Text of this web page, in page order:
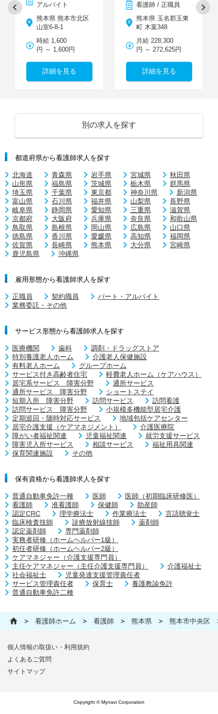
アルバイト
熊本県 熊本市北区
山室6-8-1
時給 1,600
円 ～ 1,600円
詳細を見る
看護師 / 正職員
熊本県 玉名郡玉東
町 木葉348
月給 228,300
円 ～ 272,625円
詳細を見る
別の求人を探す
都道府県から看護師求人を探す
北海道 青森県 岩手県 宮城県
秋田県
山形県
福島県 茨城県 栃木県
群馬県
埼玉県
千葉県 東京都 神奈川県
新潟県
富山県
石川県 福井県 山梨県
長野県
岐阜県
静岡県 愛知県 三重県
滋賀県
京都府
大阪府 兵庫県 奈良県
和歌山県
鳥取県
島根県 岡山県 広島県
山口県
徳島県
香川県 愛媛県 高知県
福岡県
佐賀県
長崎県 熊本県 大分県
宮崎県
鹿児島県
沖縄県
雇用形態から看護師求人を探す
正職員 契約職員
パート・アルバイト
業務委託・その他
サービス形態から看護師求人を探す
医療機関 歯科
調剤・ドラッグストア
特別養護老人ホーム
介護老人保健施設
有料老人ホーム
グループホーム
サービス付き高齢者住宅
軽費老人ホーム（ケアハウス）
居宅系サービス 障害分野
通所サービス
通所サービス 障害分野
ショートステイ
短期入所 障害分野
訪問サービス
訪問看護
訪問サービス 障害分野
小規模多機能型居宅介護
定期巡回・随時対応サービス
地域包括ケアセンター
居宅介護支援（ケアマネジメント）
介護医療院
障がい者福祉関連
児童福祉関連
就労支援サービス
障害児入所サービス
相談サービス
福祉用具関連
保育関連施設
その他
保有資格から看護師求人を探す
普通自動車免許一種 医師
医師（初期臨床研修医）
看護師
准看護師 保健師
助産師
認定CRC
理学療法士 作業療法士
言語聴覚士
臨床検査技師
診療放射線技師
薬剤師
認定薬剤師
専門薬剤師
実務者研修（ホームヘルパー1級）
初任者研修（ホームヘルパー2級）
ケアマネジャー（介護支援専門員）
主任ケアマネジャー（主任介護支援専門員）
介護福祉士
社会福祉士
児童発達支援管理責任者
サービス管理責任者
保育士
養護教諭免許
普通自動車免許二種
> 看護師ホーム > 看護師 > 熊本県 > 熊本市中央区
個人情報の取扱い・利用規約
よくあるご質問
サイトマップ
Copyright © Mynavi Corporation